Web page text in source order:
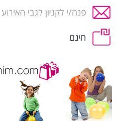
פנה/י לקניון לגבי האירוע
חינם